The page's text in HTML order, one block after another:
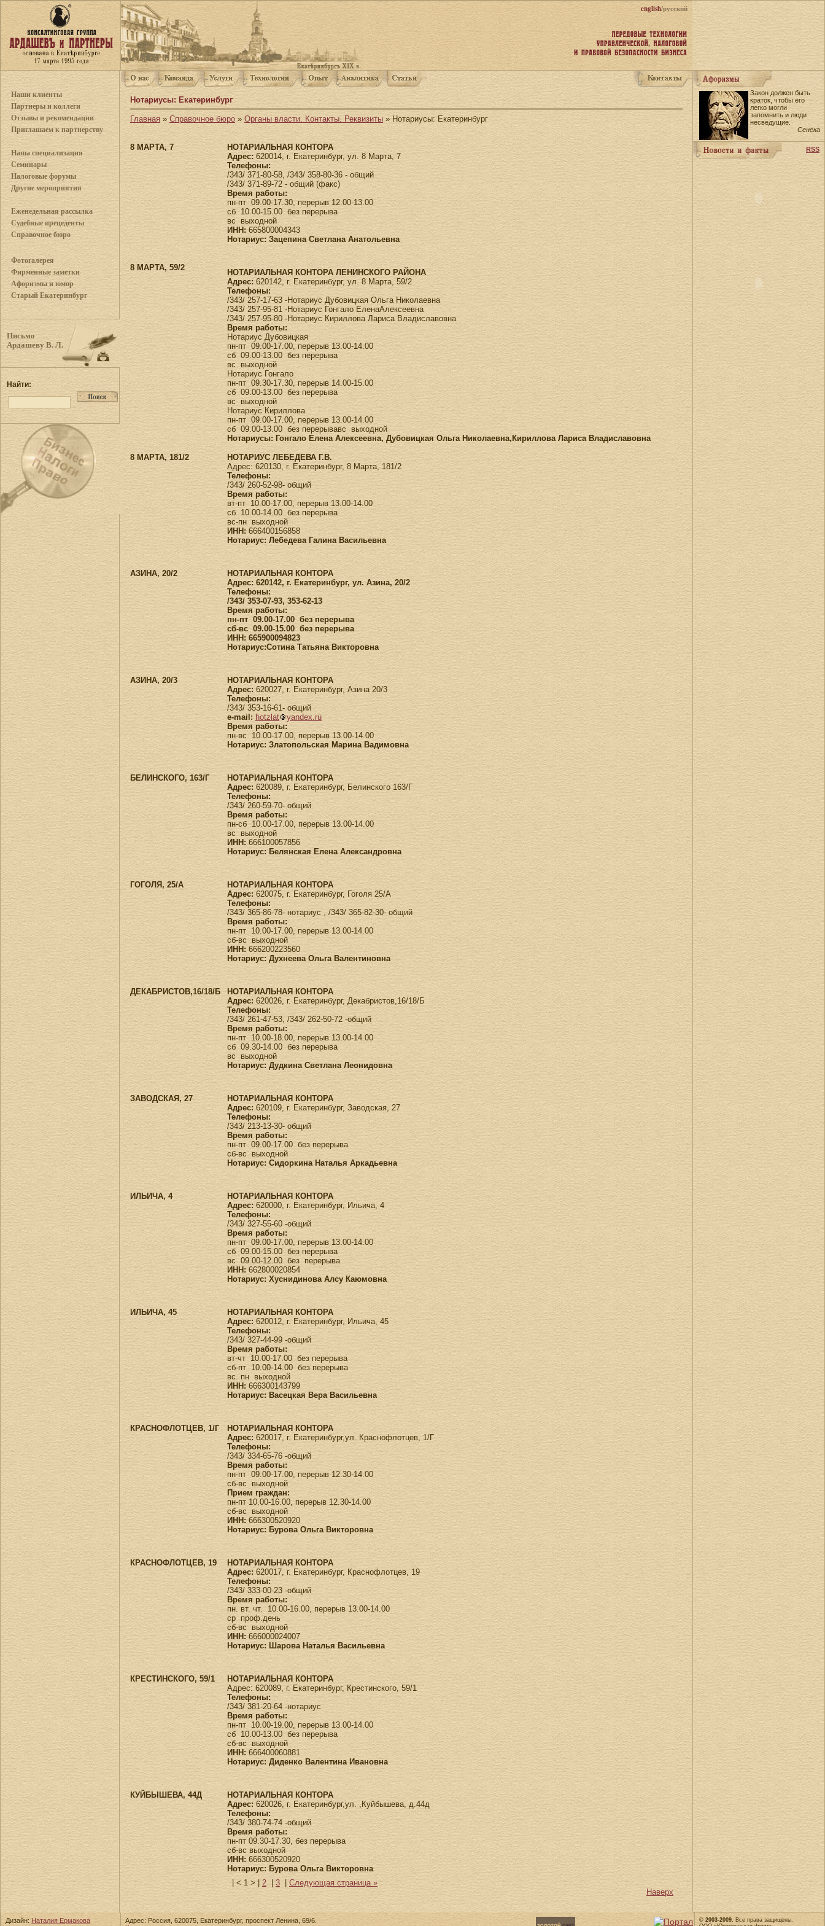
english/русский
Наши клиенты
Партнеры и коллеги
Отзывы и рекомендации
Приглашаем к партнерству
Наша специализация
Семинары
Налоговые форумы
Другие мероприятия
Еженедельная рассылка
Судебные прецеденты
Справочное бюро
Фотогалерея
Фирменные заметки
Афоризмы и юмор
Старый Екатеринбург
Письмо
Ардашеву В. Л.
Найти:
Нотариусы: Екатеринбург
Главная » Справочное бюро » Органы власти. Контакты. Реквизиты » Нотариусы: Екатеринбург
8 МАРТА, 7
НОТАРИАЛЬНАЯ КОНТОРА
Адрес:620014, г. Екатеринбург, ул. 8 Марта, 7
Телефоны:
/343/ 371-80-58, /343/ 358-80-36 - общий
/343/ 371-89-72 - общий (факс)
Время работы:
пн-пт 09.00-17.30, перерыв 12.00-13.00
сб 10.00-15.00 без перерыва
вс выходной
ИНН:665800004343
Нотариус: Зацепина Светлана Анатольевна
8 МАРТА, 59/2
НОТАРИАЛЬНАЯ КОНТОРА ЛЕНИНСКОГО РАЙОНА
Адрес: 620142, г. Екатеринбург, ул. 8 Марта, 59/2
Телефоны:
/343/ 257-17-63 -Нотариус Дубовицкая Ольга Николаевна
/343/ 257-95-81 -Нотариус Гонгало ЕленаАлексеевна
/343/ 257-95-80 -Нотариус Кириллова Лариса Владиславовна
Время работы:
Нотариус Дубовицкая
пн-пт 09.00-17.00, перерыв 13.00-14.00
сб 09.00-13.00 без перерыва
вс выходной
Нотариус Гонгало
пн-пт 09.30-17.30, перерыв 14.00-15.00
сб 09.00-13.00 без перерыва
вс выходной
Нотариус Кириллова
пн-пт 09.00-17.00, перерыв 13.00-14.00
сб 09.00-13.00 без перерывавс выходной
Нотариусы: Гонгало Елена Алексеевна, Дубовицкая Ольга Николаевна,Кириллова Лариса Владиславовна
8 МАРТА, 181/2
НОТАРИУС ЛЕБЕДЕВА Г.В.
Адрес: 620130, г. Екатеринбург, 8 Марта, 181/2
Телефоны:
/343/ 260-52-98- общий
Время работы:
вт-пт 10.00-17.00, перерыв 13.00-14.00
сб 10.00-14.00 без перерыва
вс-пн выходной
ИНН:666400156858
Нотариус: Лебедева Галина Васильевна
АЗИНА, 20/2
НОТАРИАЛЬНАЯ КОНТОРА
Адрес: 620142, г. Екатеринбург, ул. Азина, 20/2
Телефоны:
/343/ 353-07-93, 353-62-13
Время работы:
пн-пт 09.00-17.00 без перерыва
сб-вс 09.00-15.00 без перерыва
ИНН: 665900094823
Нотариус:Сотина Татьяна Викторовна
АЗИНА, 20/3
НОТАРИАЛЬНАЯ КОНТОРА
Адрес: 620027, г. Екатеринбург, Азина 20/3
Телефоны:
/343/ 353-16-61- общий
e-mail: hotzlat
yandex.ru
Время работы:
пн-вс 10.00-17.00, перерыв 13.00-14.00
Нотариус: Златопольская Марина Вадимовна
БЕЛИНСКОГО, 163/Г
НОТАРИАЛЬНАЯ КОНТОРА
Адрес: 620089, г. Екатеринбург, Белинского 163/Г
Телефоны:
/343/ 260-59-70- общий
Время работы:
пн-сб 10.00-17.00, перерыв 13.00-14.00
вс выходной
ИНН: 666100057856
Нотариус: Белянская Елена Александровна
ГОГОЛЯ, 25/А
НОТАРИАЛЬНАЯ КОНТОРА
Адрес:620075, г. Екатеринбург, Гоголя 25/А
Телефоны:
/343/ 365-86-78- нотариус , /343/ 365-82-30- общий
Время работы:
пн-пт 10.00-17.00, перерыв 13.00-14.00
сб-вс выходной
ИНН: 666200223560
Нотариус: Духнеева Ольга Валентиновна
ДЕКАБРИСТОВ,16/18/Б
НОТАРИАЛЬНАЯ КОНТОРА
Адрес: 620026, г. Екатеринбург, Декабристов,16/18/Б
Телефоны:
/343/ 261-47-53, /343/ 262-50-72 -общий
Время работы:
пн-пт 10.00-18.00, перерыв 13.00-14.00
сб 09.30-14.00 без перерыва
вс выходной
Нотариус: Дудкина Светлана Леонидовна
ЗАВОДСКАЯ, 27
НОТАРИАЛЬНАЯ КОНТОРА
Адрес: 620109, г. Екатеринбург, Заводская, 27
Телефоны:
/343/ 213-13-30- общий
Время работы:
пн-пт 09.00-17.00 без перерыва
сб-вс выходной
Нотариус: Сидоркина Наталья Аркадьевна
ИЛЬИЧА, 4
НОТАРИАЛЬНАЯ КОНТОРА
Адрес:620000, г. Екатеринбург, Ильича, 4
Телефоны:
/343/ 327-55-60 -общий
Время работы:
пн-пт 09.00-17.00, перерыв 13.00-14.00
сб 09.00-15.00 без перерыва
вс 09.00-12.00 без перерыва
ИНН: 662800020854
Нотариус: Хуснидинова Алсу Каюмовна
ИЛЬИЧА, 45
НОТАРИАЛЬНАЯ КОНТОРА
Адрес:620012, г. Екатеринбург, Ильича, 45
Телефоны:
/343/ 327-44-99 -общий
Время работы:
вт-чт 10.00-17.00 без перерыва
сб-пт 10.00-14.00 без перерыва
вс. пн выходной
ИНН: 666300143799
Нотариус: Васецкая Вера Васильевна
КРАСНОФЛОТЦЕВ, 1/Г
НОТАРИАЛЬНАЯ КОНТОРА
Адрес:620017, г. Екатеринбург,ул. Краснофлотцев, 1/Г
Телефоны:
/343/ 334-65-76 -общий
Время работы:
пн-пт 09.00-17.00, перерыв 12.30-14.00
сб-вс выходной
Прием граждан:
пн-пт 10.00-16.00, перерыв 12.30-14.00
сб-вс выходной
ИНН: 666300520920
Нотариус: Бурова Ольга Викторовна
КРАСНОФЛОТЦЕВ, 19
НОТАРИАЛЬНАЯ КОНТОРА
Адрес:620017, г. Екатеринбург, Краснофлотцев, 19
Телефоны:
/343/ 333-00-23 -общий
Время работы:
пн. вт. чт. 10.00-16.00, перерыв 13.00-14.00
ср проф.день
сб-вс выходной
ИНН:666000024007
Нотариус: Шарова Наталья Васильевна
КРЕСТИНСКОГО, 59/1
НОТАРИАЛЬНАЯ КОНТОРА
Адрес: 620089, г. Екатеринбург, Крестинского, 59/1
Телефоны:
/343/ 381-20-64 -нотариус
Время работы:
пн-пт 10.00-19.00, перерыв 13.00-14.00
сб 10.00-13.00 без перерыва
сб-вс выходной
ИНН: 666400060881
Нотариус: Диденко Валентина Ивановна
КУЙБЫШЕВА, 44Д
НОТАРИАЛЬНАЯ КОНТОРА
Адрес: 620026, г. Екатеринбург,ул. ,Куйбышева, д.44д
Телефоны:
/343/ 380-74-74 -общий
Время работы:
пн-пт 09.30-17.30, без перерыва
сб-вс выходной
ИНН: 666300520920
Нотариус: Бурова Ольга Викторовна
|< 1 >| 2 |3 | Следующая страница »
Наверх
Закон должен быть
краток, чтобы его
легко могли
запомнить и люди
несведущие.
Сенека
RSS
Дизайн: Наталия Ермакова
Адрес: Россия, 620075, Екатеринбург, проспект Ленина, 69/6.
© 2003-2009. Все права защищены.